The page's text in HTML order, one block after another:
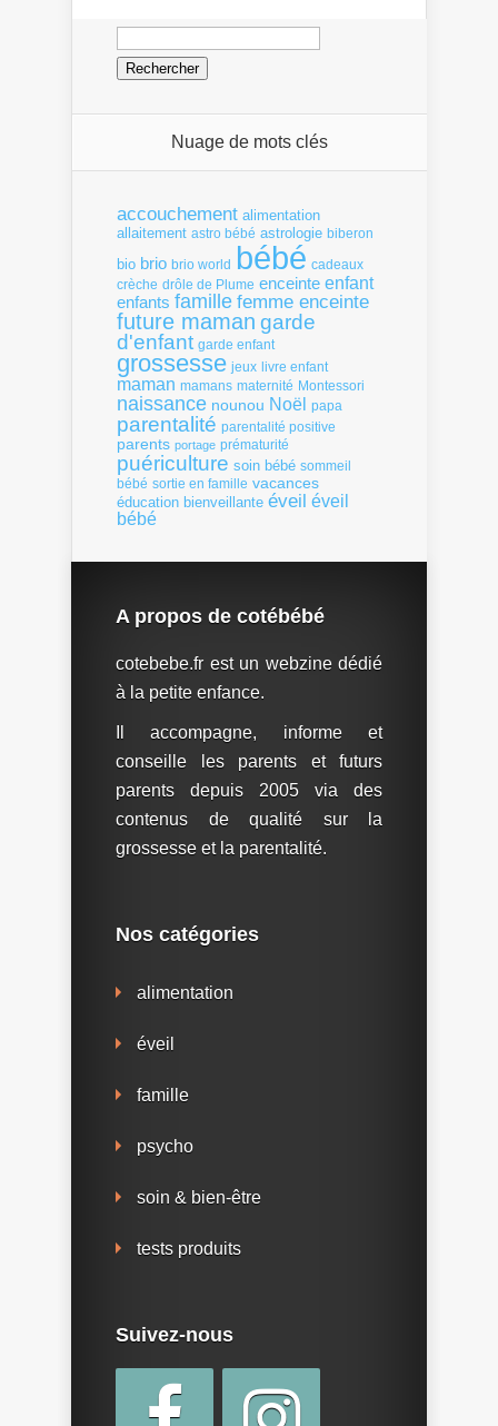
Rechercher :
Nuage de mots clés
accouchement alimentation
allaitement astro bébé astrologie biberon
bio brio brio world bébé cadeaux
crèche drôle de Plume enceinte enfant
enfants famille femme enceinte
future maman garde
d'enfant garde enfant
grossesse jeux livre enfant
maman mamans maternité Montessori
naissance nounou Noël papa
parentalité parentalité positive
parents portage prématurité
puériculture soin bébé sommeil
bébé sortie en famille vacances
éducation bienveillante éveil éveil
bébé
A propos de cotébébé
cotebebe.fr est un webzine dédié
à la petite enfance.
Il accompagne, informe et
conseille les parents et futurs
parents depuis 2005 via des
contenus de qualité sur la
grossesse et la parentalité.
Nos catégories
alimentation
éveil
famille
psycho
soin & bien-être
tests produits
Suivez-nous